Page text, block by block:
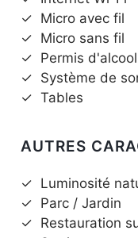
✓ Micro avec fil
✓ Micro sans fil
✓ Permis d'alcool
✓ Système de
✓ Tables
AUTRES
✓ Luminosité
✓ Parc / Jardin
✓ Restauration